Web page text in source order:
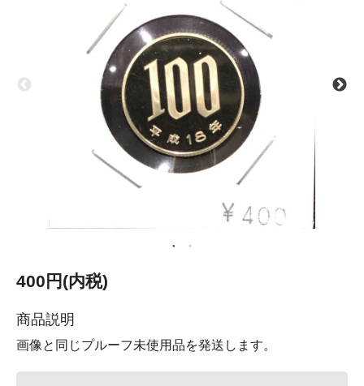
400円(内税)
商品説明
画像と同じプルーフ未使用品を発送します。